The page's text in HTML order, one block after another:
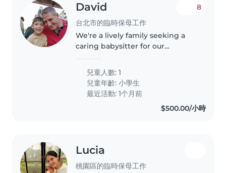
David
台北市的臨時保母工作
8
We're a lively family seeking a
caring babysitter for our
sports and exploring. Our ideal
candidate is comfortable with
our one cockateil and helping..
兒童人數: 1
兒童年齡:小學生
最近活動: 1个月前
$500.00/小時
Lucia
桃園區的臨時保母工作